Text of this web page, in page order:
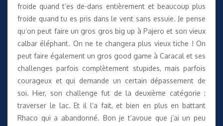
froide quand t’es de-dans entièrement et beaucoup plus
froide quand tu es pris dans le vent sans essuie. Je pense
qu’on peut faire un gros gros big up à Pajero et son vieux
calbar éléphant. On ne te changera plus vieux tiche ! On
peut faire également un gros good game à Caracal et ses
challenges parfois complètement stupides, mais parfois
courageux et qui demande un certain dépassement de
soi. Hier, son challenge fut de la deuxième catégorie :
traverser le lac. Et il l’a fait, et bien en plus en battant
Rhaco qui a abandonné. Bon je t’avoue que j’ai un peu